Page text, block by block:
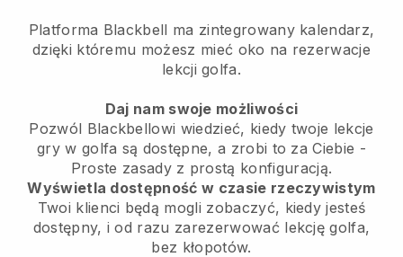
Platforma Blackbell ma zintegrowany kalendarz,
dzięki któremu możesz mieć oko na rezerwacje
lekcji golfa.
Daj nam swoje możliwości
Pozwól Blackbellowi wiedzieć, kiedy twoje lekcje
gry w golfa są dostępne, a zrobi to za Ciebie -
Proste zasady z prostą konfiguracją.
Wyświetla dostępność w czasie rzeczywistym
Twoi klienci będą mogli zobaczyć, kiedy jesteś
dostępny, i od razu zarezerwować lekcję golfa,
bez kłopotów.